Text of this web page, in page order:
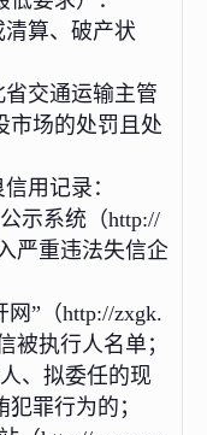
算、破产状
交通运输主管
市场的处罚且处
用记录：
示系统（http://
严重违法失信企
网”（http://zxgk.
被执行人名单；
、拟委任的现
罪行为的；